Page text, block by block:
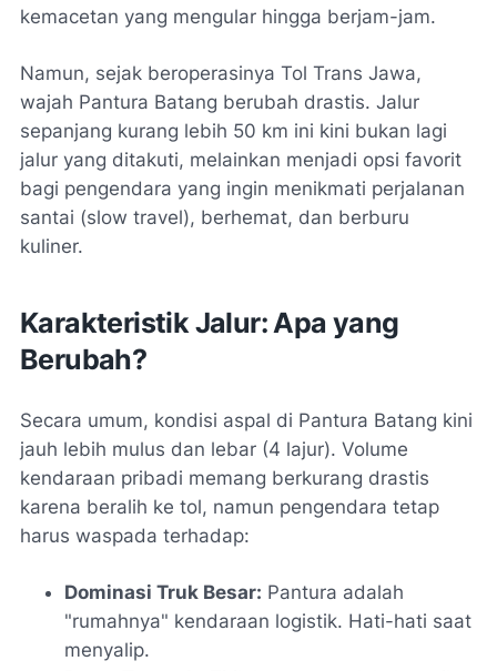
kemacetan yang mengular hingga berjam-jam.
Namun, sejak beroperasinya Tol Trans Jawa,
wajah Pantura Batang berubah drastis. Jalur
sepanjang kurang lebih 50 km ini kini bukan lagi
jalur yang ditakuti, melainkan menjadi opsi favorit
bagi pengendara yang ingin menikmati perjalanan
santai (slow travel), berhemat, dan berburu
kuliner.
Karakteristik Jalur: Apa yang
Berubah?
Secara umum, kondisi aspal di Pantura Batang kini
jauh lebih mulus dan lebar (4 lajur). Volume
kendaraan pribadi memang berkurang drastis
karena beralih ke tol, namun pengendara tetap
harus waspada terhadap:
Dominasi Truk Besar: Pantura adalah
"rumahnya" kendaraan logistik. Hati-hati saat
menyalip.